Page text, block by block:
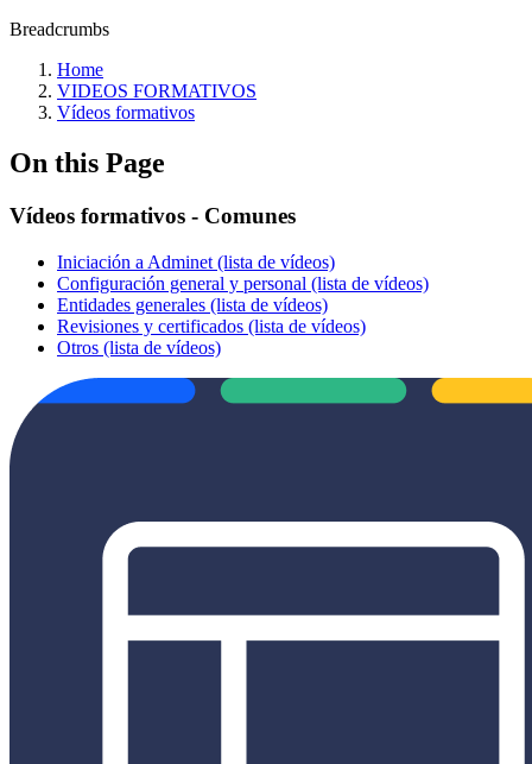
Breadcrumbs
Home
VIDEOS FORMATIVOS
Vídeos formativos
On this Page
Vídeos formativos - Comunes
Iniciación a Adminet (lista de vídeos)
Configuración general y personal (lista de vídeos)
Entidades generales (lista de vídeos)
Revisiones y certificados (lista de vídeos)
Otros (lista de vídeos)